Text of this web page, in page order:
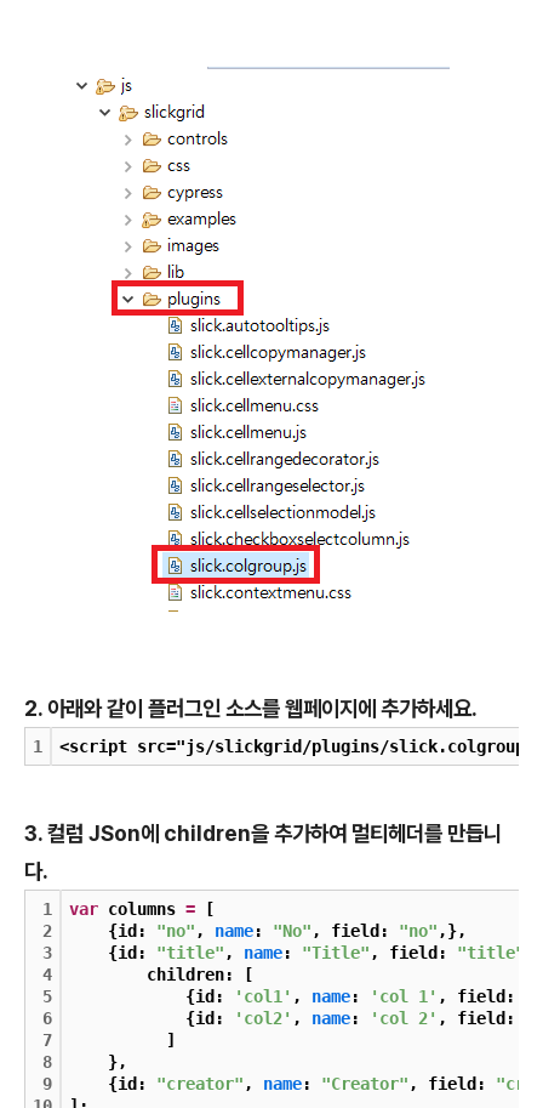
2. 아래와 같이 플러그인 소스를 웹페이지에 추가하세요.
1 <script src="js/slickgrid/plugins/
3. 컬럼 JSon에 children을 추가하여 멀티헤더를 만듭니
다.
1
2
3
4
5
6
7
8
9
var columns = [
{id: "no", name: "No", field: "no",},
{id: "title", name: "Title", field: "title"
children: [
{id:
'col1' , name: 'col 1' , field:
{id:
'col2' , name: 'col 2' , field:
]
},
{id: "creator", name: "Creator", field: